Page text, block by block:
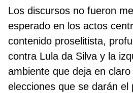
Los discursos no fueron
esperado en los actos
contenido proselitista,
contra Lula da Silva y la
ambiente que deja en
elecciones que se darán el